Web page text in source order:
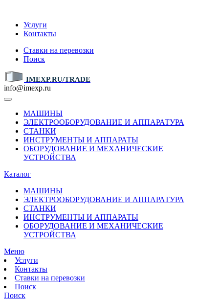
Услуги
Контакты
Ставки на перевозки
Поиск
IMEXP.RU/TRADE
info@imexp.ru
МАШИНЫ
ЭЛЕКТРООБОРУДОВАНИЕ И АППАРАТУРА
СТАНКИ
ИНСТРУМЕНТЫ И АППАРАТЫ
ОБОРУДОВАНИЕ И МЕХАНИЧЕСКИЕ
УСТРОЙСТВА
Каталог
МАШИНЫ
ЭЛЕКТРООБОРУДОВАНИЕ И АППАРАТУРА
СТАНКИ
ИНСТРУМЕНТЫ И АППАРАТЫ
ОБОРУДОВАНИЕ И МЕХАНИЧЕСКИЕ
УСТРОЙСТВА
Меню
Услуги
Контакты
Ставки на перевозки
Поиск
Поиск